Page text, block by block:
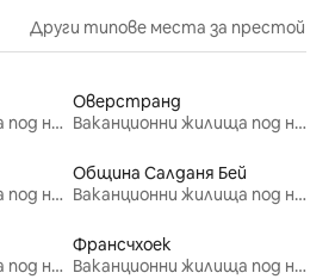
Други типове места за престой
Ваканционни жилища под наем
Оверстранд
Ваканционни жилища под наем
Ваканционни жилища под наем
Община Салданя Бей
Ваканционни жилища под наем
Ваканционни жилища под наем
Франсчхоек
Ваканционни жилища под наем